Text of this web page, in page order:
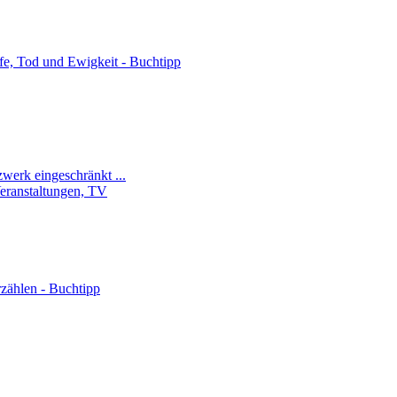
Tod und Ewigkeit - Buchtipp
eingeschränkt ...
TV
- Buchtipp